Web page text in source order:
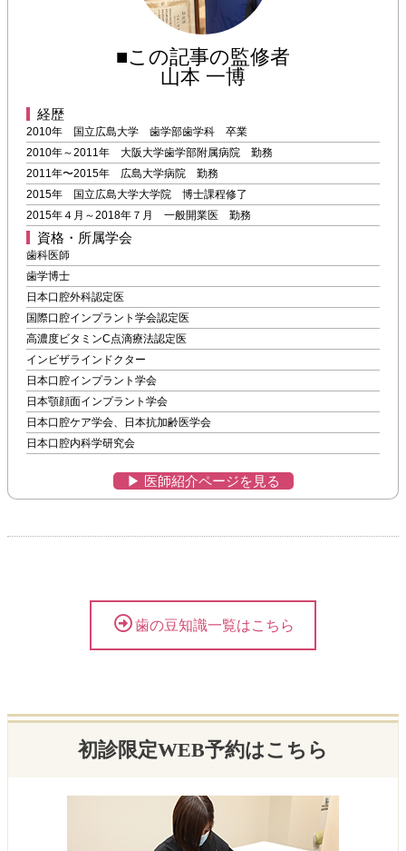
■この記事の監修者
山本 一博
経歴
2010年 国立広島大学 歯学部歯学科 卒業
2010年～2011年 大阪大学歯学部附属病院 勤務
2011年〜2015年 広島大学病院 勤務
2015年 国立広島大学大学院 博士課程修了
2015年４月～2018年７月 一般開業医 勤務
資格・所属学会
歯科医師
歯学博士
日本口腔外科認定医
国際口腔インプラント学会認定医
高濃度ビタミンC点滴療法認定医
インビザラインドクター
日本口腔インプラント学会
日本顎顔面インプラント学会
日本口腔ケア学会、日本抗加齢医学会
日本口腔内科学研究会
▶︎ 医師紹介ページを見る
歯の豆知識一覧はこちら
初診限定WEB予約はこちら